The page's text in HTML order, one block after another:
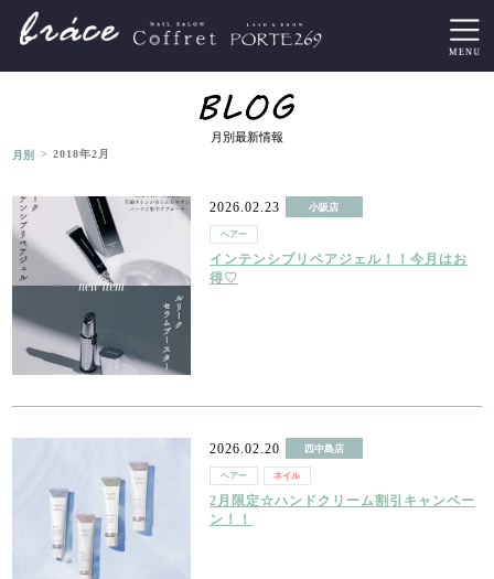
月別最新情報
月別> 2018年2月
2026.02.23 小阪店
ヘアー
インテンシブリペアジェル！！今月はお
得♡
2026.02.20 西中島店
ヘアー ネイル
2月限定☆ハンドクリーム割引キャンペー
ン！！